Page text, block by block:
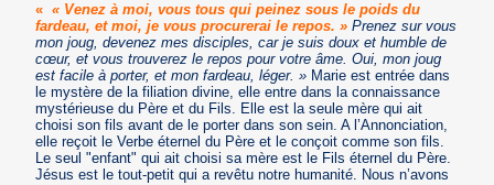
« « Venez à moi, vous tous qui peinez sous le poids du
fardeau, et moi, je vous procurerai le repos. »Prenez sur vous
mon joug, devenez mes disciples, car je suis doux et humble de
cœur, et vous trouverez le repos pour votre âme. Oui, mon joug
est facile à porter, et mon fardeau, léger. » Marie est entrée dans
le mystère de la filiation divine, elle entre dans la connaissance
mystérieuse du Père et du Fils. Elle est la seule mère qui ait
choisi son fils avant de le porter dans son sein. A l’Annonciation,
elle reçoit le Verbe éternel du Père et le conçoit comme son fils.
Le seul "enfant" qui ait choisi sa mère est le Fils éternel du Père.
Jésus est le tout-petit qui a revêtu notre humanité. Nous n’avons